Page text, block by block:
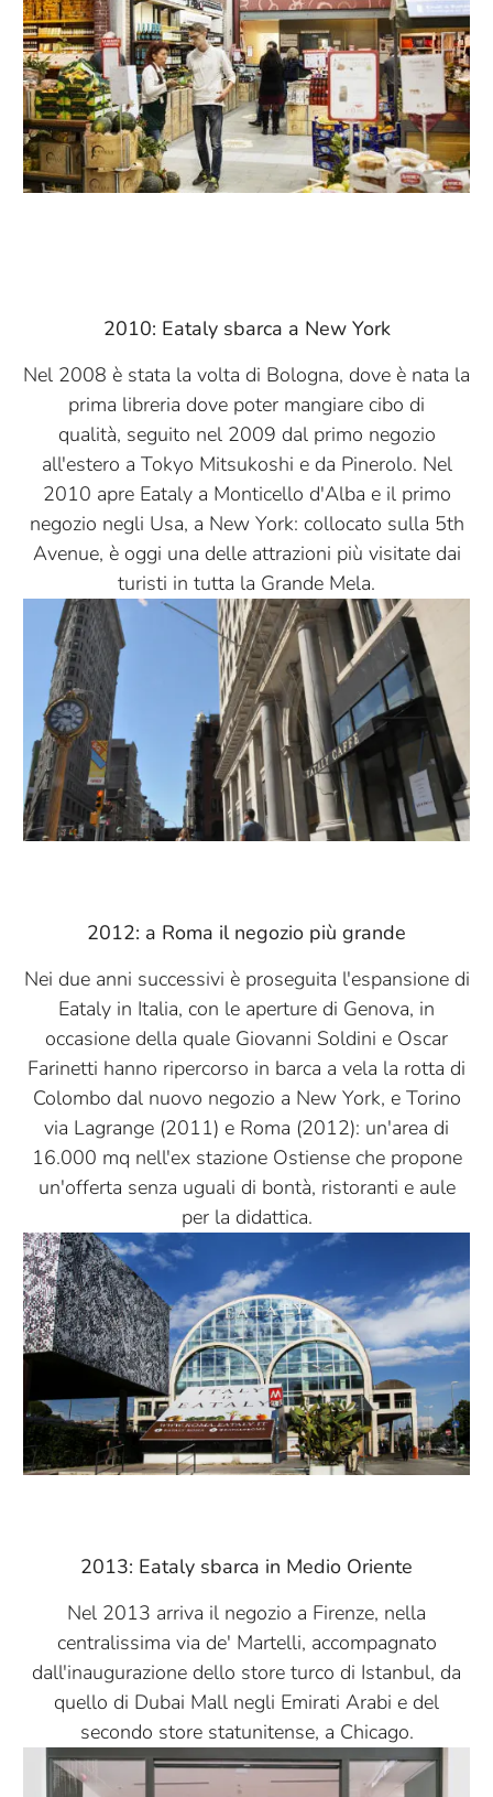
2010: Eataly sbarca a New York
Nel 2008 è stata la volta di Bologna, dove è nata la
prima libreria dove poter mangiare cibo di
qualità, seguito nel 2009 dal primo negozio
all'estero a Tokyo Mitsukoshi e da Pinerolo. Nel
2010 apre Eataly a Monticello d'Alba e il primo
negozio negli Usa, a New York: collocato sulla 5th
Avenue, è oggi una delle attrazioni più visitate dai
turisti in tutta la Grande Mela.
2012: a Roma il negozio più grande
Nei due anni successivi è proseguita l'espansione di
Eataly in Italia, con le aperture di Genova, in
occasione della quale Giovanni Soldini e Oscar
Farinetti hanno ripercorso in barca a vela la rotta di
Colombo dal nuovo negozio a New York, e Torino
via Lagrange (2011) e Roma (2012): un'area di
16.000 mq nell'ex stazione Ostiense che propone
un'offerta senza uguali di bontà, ristoranti e aule
per la didattica.
2013: Eataly sbarca in Medio Oriente
Nel 2013 arriva il negozio a Firenze, nella
centralissima via de' Martelli, accompagnato
dall'inaugurazione dello store turco di Istanbul, da
quello di Dubai Mall negli Emirati Arabi e del
secondo store statunitense, a Chicago.